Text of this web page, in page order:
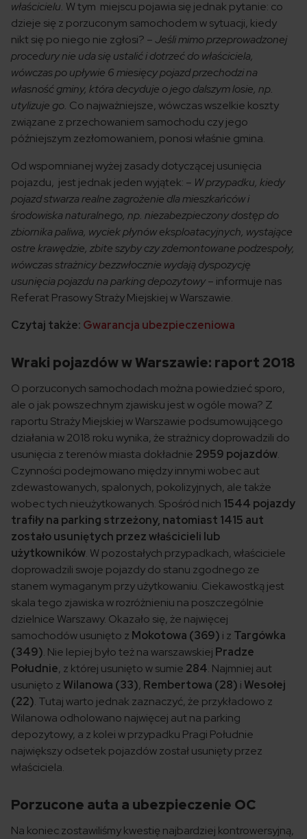
właścicielu. W tym miejscu pojawia się jednak pytanie: co
dzieje się z porzuconym samochodem w sytuacji, kiedy
nikt się po niego nie zgłosi? –Jeśli mimo przeprowadzonej
procedury nie uda się ustalić i dotrzeć do właściciela,
wówczas po upływie 6 miesięcy pojazd przechodzi na
własność gminy, która decyduje o jego dalszym losie, np.
utylizuje go. Co najważniejsze, wówczas wszelkie koszty
związane z przechowaniem samochodu czy jego
późniejszym zezłomowaniem, ponosi właśnie gmina.
Od wspomnianej wyżej zasady dotyczącej usunięcia
pojazdu, jest jednak jeden wyjątek: – W przypadku, kiedy
pojazd stwarza realne zagrożenie dla mieszkańców i
środowiska naturalnego, np. niezabezpieczony dostęp do
zbiornika paliwa, wyciek płynów eksploatacyjnych, wystające
ostre krawędzie, zbite szyby czy zdemontowane podzespoły,
wówczas strażnicy bezzwłocznie wydają dyspozycję
usunięcia pojazdu na parking depozytowy– informuje nas
Referat Prasowy Straży Miejskiej w Warszawie.
Czytaj także: Gwarancja ubezpieczeniowa
Wraki pojazdów w Warszawie: raport 2018
O porzuconych samochodach można powiedzieć sporo,
ale o jak powszechnym zjawisku jest w ogóle mowa? Z
raportu Straży Miejskiej w Warszawie podsumowującego
działania w 2018 roku wynika, że strażnicy doprowadzili do
usunięcia z terenów miasta dokładnie 2959 pojazdów.
Czynności podejmowano między innymi wobec aut
zdewastowanych, spalonych, pokolizyjnych, ale także
wobec tych nieużytkowanych. Spośród nich 1544 pojazdy
trafiły na parking strzeżony, natomiast 1415 aut
zostało usuniętych przez właścicieli lub
użytkowników. W pozostałych przypadkach, właściciele
doprowadzili swoje pojazdy do stanu zgodnego ze
stanem wymaganym przy użytkowaniu. Ciekawostką jest
skala tego zjawiska w rozróżnieniu na poszczególnie
dzielnice Warszawy. Okazało się, że najwięcej
samochodów usunięto z Mokotowa (369) i z Targówka
(349). Nie lepiej było też na warszawskiej Pradze
Południe, z której usunięto w sumie 284. Najmniej aut
usunięto z Wilanowa (33), Rembertowa (28) i Wesołej
(22). Tutaj warto jednak zaznaczyć, że przykładowo z
Wilanowa odholowano najwięcej aut na parking
depozytowy, a z kolei w przypadku Pragi Południe
największy odsetek pojazdów został usunięty przez
właściciela.
Porzucone auta a ubezpieczenie OC
Na koniec zostawiliśmy kwestię najbardziej kontrowersyjną,